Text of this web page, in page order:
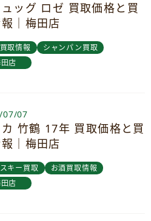
ッグ ロゼ 買取価格と買
｜梅田店
取情報
シャンパン買取
店
07/07
竹鶴 17年 買取価格と買
｜梅田店
キー買取
お酒買取情報
店